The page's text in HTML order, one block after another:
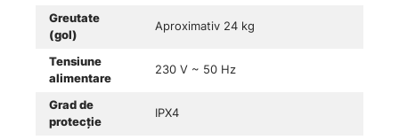
Greutate
(gol)
Aproximativ 24 kg
Tensiune
alimentare
230 V ~ 50 Hz
Grad de
protecție
IPX4